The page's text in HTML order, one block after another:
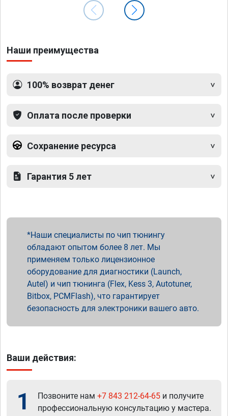
Наши преимущества
100% возврат денег
Оплата после проверки
Сохранение ресурса
Гарантия 5 лет
Наши специалисты по чип тюнингу
обладают опытом более 8 лет. Мы
применяем только лицензионное
оборудование для диагностики (Launch,
Autel) и чип тюнинга (Flex, Kess 3, Autotuner,
Bitbox, PCMFlash), что гарантирует
безопасность для электроники вашего авто.
Ваши действия:
1 Позвоните нам +7 843 212-64-65 и получите
профессиональную консультацию у мастера.